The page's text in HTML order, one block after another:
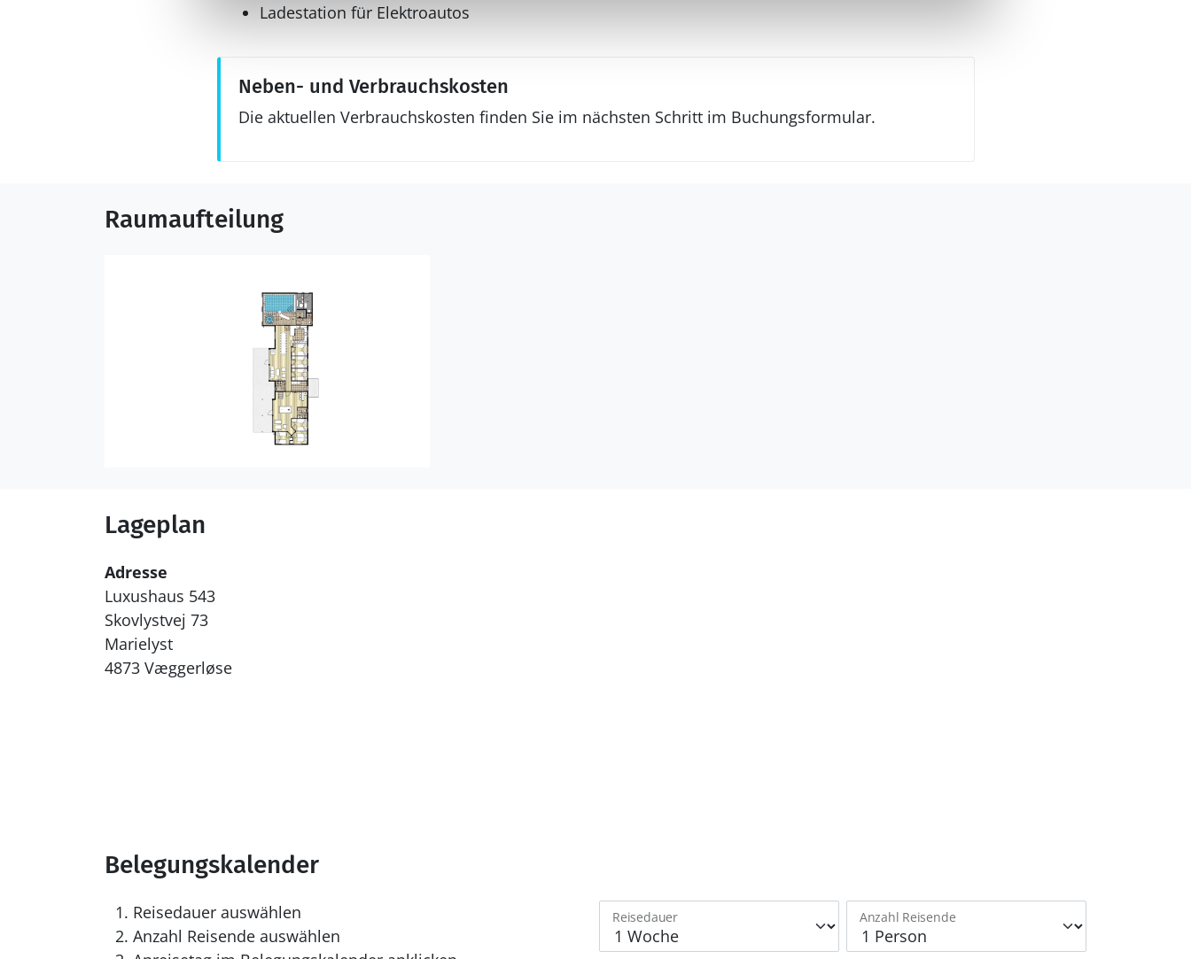
Ladestation für Elektroautos
Neben- und Verbrauchskosten
Die aktuellen Verbrauchskosten finden Sie im nächsten Schritt im Buchungsformular.
Raumaufteilung
Lageplan
Adresse
Luxushaus 543
Skovlystvej 73
Marielyst
4873 Væggerløse
Belegungskalender
Reisedauer auswählen
Anzahl Reisende auswählen
Reisedauer Anzahl Reisende